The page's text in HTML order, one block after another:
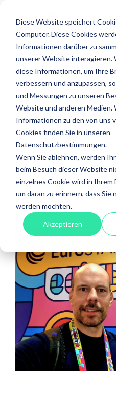
Diese Website speichert
Computer. Diese Cookies
Informationen darüber zu
unserer Website interagieren.
diese Informationen, um Ihre
verbessern und anzupassen,
und Messungen zu unseren
Website und anderen Medien.
Informationen zu den von uns
Cookies finden Sie in unseren
Datenschutzbestimmungen.
Wenn Sie ablehnen, werden
beim Besuch dieser Website
einzelnes Cookie wird in
um daran zu erinnern, dass
werden möchten.
Akzeptieren
main
content.Leistungen
Alle anzeigen
Agiles Testen
API Testing
Last- und Performance
Nutzerabnahmetest / UAT
Offshore Test Center
Penetration Testing
Standardsoftware
Test Factory Services
Testautomatisierung
Testberatung
Testmanagement
ISTQB Certified Tester
Foundation Level
AI Testing
Testing with GenAI
Test Management
Test Analyst
Test Automation Engineering
Agile Tester
Acceptance Testing
Performance Testing
A4Q - Alliance for
ISTQB Add-On Practical
AI on Trial
von der
2025
Florian Fieber:
Event Konferenz